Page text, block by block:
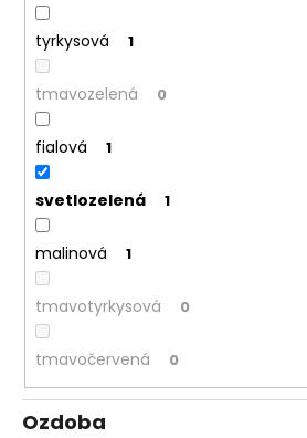
tyrkysová 1
tmavozelená 0
fialová 1
svetlozelená 1
malinová 1
tmavotyrkysová 0
tmavočervená 0
Ozdoba